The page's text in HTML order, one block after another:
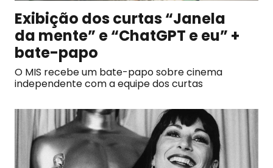
Exibição dos curtas “Janela
da mente” e “ChatGPT e eu” +
bate-papo
O MIS recebe um bate-papo sobre cinema
independente com a equipe dos curtas